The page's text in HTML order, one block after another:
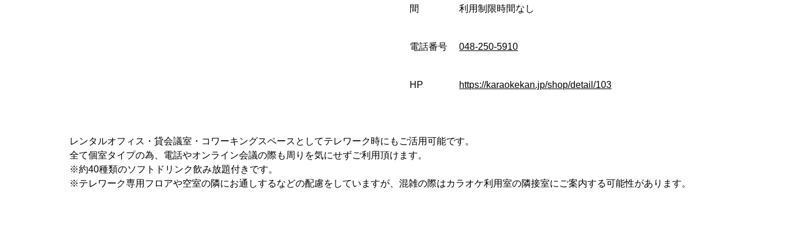
間
利用制限時間なし
電話番号 048-250-5910
HP https://karaokekan.jp/shop/detail/103
レンタルオフィス・貸会議室・コワーキングスペースとしてテレワーク時にもご活用可能です。
全て個室タイプの為、電話やオンライン会議の際も周りを気にせずご利用頂けます。
※約40種類のソフトドリンク飲み放題付きです。
※テレワーク専用フロアや空室の隣にお通しするなどの配慮をしていますが、混雑の際はカラオケ利用室の隣接室にご案内する可能性があります。